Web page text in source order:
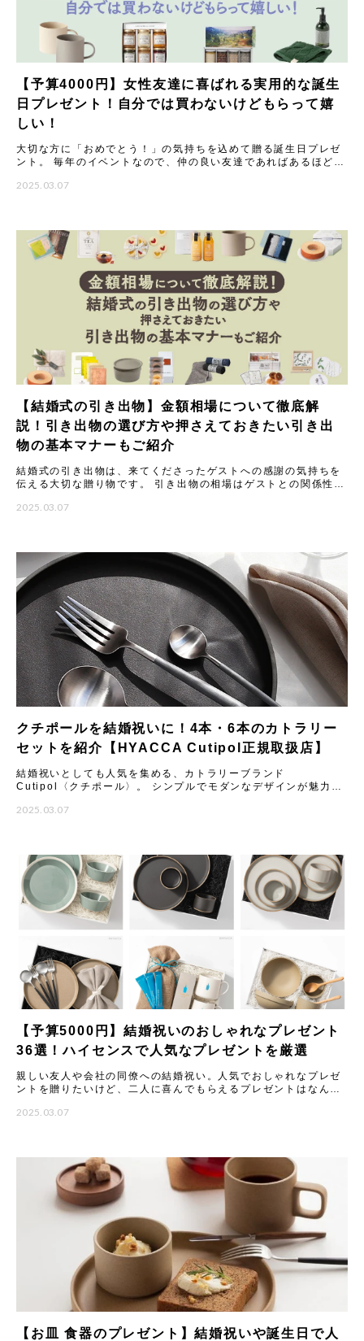
【予算4000円】女性友達に喜ばれる実用的な誕生
日プレゼント！自分では買わないけどもらって嬉
しい！
大切な方に「おめでとう！」の気持ちを込めて贈る誕生日プレゼ
ント。 毎年のイベントなので、仲の良い友達であればあるほど
はない
2025.03.07
【結婚式の引き出物】金額相場について徹底解
説！引き出物の選び方や押さえておきたい引き出
物の基本マナーもご紹介
結婚式の引き出物は、来てくださったゲストへの感謝の気持ちを
伝える大切な贈り物です。 引き出物の相場はゲストとの関係性に
物の
2025.03.07
クチポールを結婚祝いに！4本・6本のカトラリー
セットを紹介【HYACCA Cutipol正規取扱店】
結婚祝いとしても人気を集める、カトラリーブランド
Cutipol〈クチポール〉。 シンプルでモダンなデザインが魅力の
も話
2025.03.07
【予算5000円】結婚祝いのおしゃれなプレゼント
36選！ハイセンスで人気なプレゼントを厳選
親しい友人や会社の同僚への結婚祝い。人気でおしゃれなプレゼ
ントを贈りたいけど、二人に喜んでもらえるプレゼントはなんな
め
2025.03.07
【お皿 食器のプレゼント】結婚祝いや誕生日で人